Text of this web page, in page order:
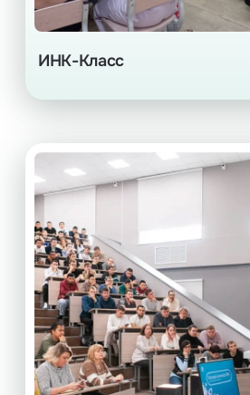
ИНК-Класс
Дуальная
с индивидуальным
обучение, 35 дней —
Для студентов вузов и
Ежегодный конкурсный